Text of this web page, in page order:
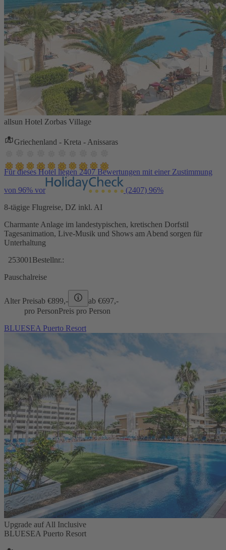
allsun Hotel Zorbas Village
Griechenland - Kreta - Anissaras
Für dieses Hotel liegen 2407 Bewertungen mit einer Zustimmung
von 96% vor (2407) 96%
8-tägige Flugreise, DZ inkl. AI
Charmante Anlage im landestypischen, kretischen Dorfstil
Tagesanimation, Live-Musik und Shows am Abend sorgen für
Unterhaltung
253001 Bestellnr.:
Pauschalreise
Alter Preisab €899,- ab €697,-
pro PersonPreis pro Person
BLUESEA Puerto Resort
Upgrade auf All Inclusive
BLUESEA Puerto Resort